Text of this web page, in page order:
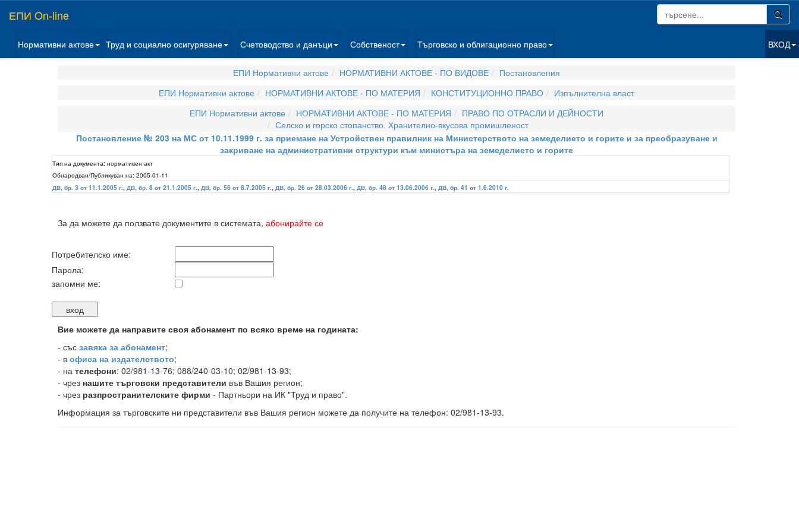
ЕПИ On-line
Нормативни актове Труд и социално осигуряване Счетоводство и данъци Собственост Търговско и облигационно право ВХОД
ЕПИ Нормативни актове НОРМАТИВНИ АКТОВЕ - ПО ВИДОВЕ
Постановления
ЕПИ Нормативни актове
НОРМАТИВНИ АКТОВЕ - ПО МАТЕРИЯ КОНСТИТУЦИОННО ПРАВО
Изпълнителна власт
ЕПИ Нормативни актове
НОРМАТИВНИ АКТОВЕ - ПО МАТЕРИЯ
ПРАВО ПО ОТРАСЛИ И ДЕЙНОСТИ
Селско и горско стопанство. Хранително-вкусова промишленост
Постановление № 203 на МС от 10.11.1999 г. за приемане на Устройствен правилник на Министерството на земеделието и горите и за преобразуване и
закриване на административни структури към министъра на земеделието и горите
Тип на документа: нормативен акт
Обнародван/Публикуван на: 2005-01-11
ДВ, бр. 3 от 11.1.2005 г., ДВ, бр. 8 от 21.1.2005 г., ДВ, бр. 56 от 8.7.2005 г., ДВ, бр. 26 от 28.03.2006 г., ДВ, бр. 48 от 13.06.2006 г., ДВ, бр. 41 от 1.6.2010 г.
За да можете да ползвате документите в системата, абонирайте се
Потребителско име:
Парола:
запомни ме:
Вие можете да направите своя абонамент по всяко време на годината:
- със завяка за абонамент;
- в офиса на издателството;
- на телефони: 02/981-13-76; 088/240-03-10; 02/981-13-93;
- чрез нашите търговски представители във Вашия регион;
- чрез разпространителските фирми - Партньори на ИК "Труд и право".
Информация за търговските ни представители във Вашия регион можете да получите на телефон: 02/981-13-93.